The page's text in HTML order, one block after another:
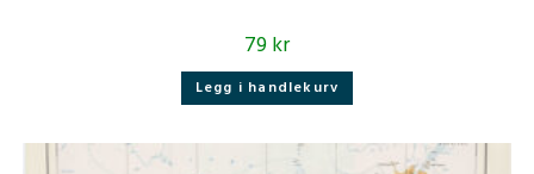
79kr
Legg i handlekurv